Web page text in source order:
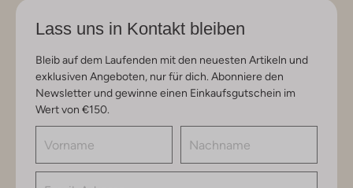
Lass uns in Kontakt bleiben
Bleib auf dem Laufenden mit den neuesten Artikeln und
exklusiven Angeboten, nur für dich. Abonniere den
Newsletter und gewinne einen Einkaufsgutschein im
Wert von €150.